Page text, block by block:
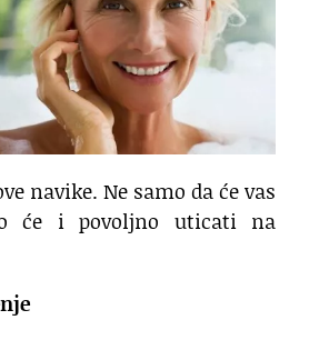
navike. Ne samo da će vas
će i povoljno uticati na